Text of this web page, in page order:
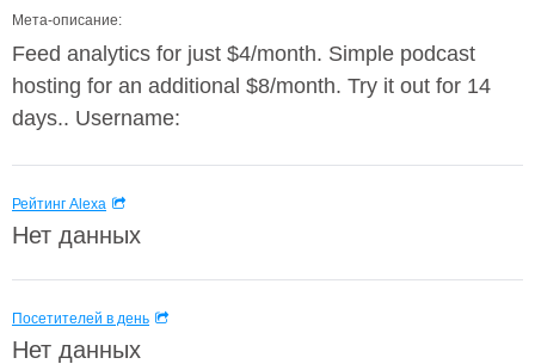
Мета-описание:
Feed analytics for just $4/month. Simple podcast
hosting for an additional $8/month. Try it out for 14
days.. Username:
Рейтинг Alexa
Нет данных
Посетителей в день
Нет данных